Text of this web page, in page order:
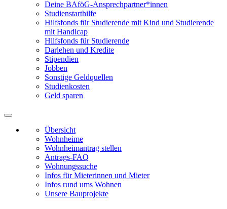
Deine BAföG-Ansprechpartner*innen
Studienstarthilfe
Hilfsfonds für Studierende mit Kind und Studierende
mit Handicap
Hilfsfonds für Studierende
Darlehen und Kredite
Stipendien
Jobben
Sonstige Geldquellen
Studienkosten
Geld sparen
Übersicht
Wohnheime
Wohnheimantrag stellen
Antrags-FAQ
Wohnungssuche
Infos für Mieterinnen und Mieter
Infos rund ums Wohnen
Unsere Bauprojekte